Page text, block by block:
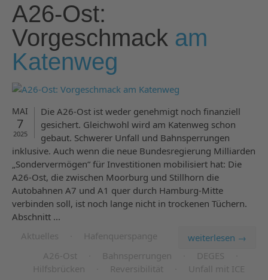
A26-Ost:
Vorgeschmack am
Katenweg
MAI
7
2025
Die A26-Ost ist weder genehmigt noch finanziell
gesichert. Gleichwohl wird am Katenweg schon
gebaut. Schwerer Unfall und Bahnsperrungen
inklusive. Auch wenn die neue Bundesregierung Milliarden
„Sondervermögen“ für Investitionen mobilisiert hat: Die
A26-Ost, die zwischen Moorburg und Stillhorn die
Autobahnen A7 und A1 quer durch Hamburg-Mitte
verbinden soll, ist noch lange nicht in trockenen Tüchern.
Abschnitt ...
weiterlesen →
Aktuelles
Hafenquerspange
A26-Ost
Bahnsperrungen DEGES
Hilfsbrücken
Reversibilität Unfall mit ICE